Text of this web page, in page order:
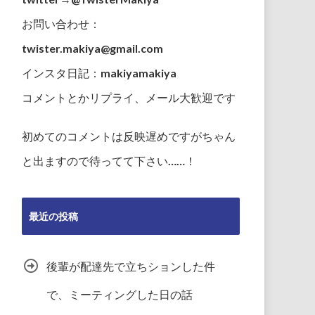
お問い合わせ：
twister.makiya@gmail.com
インスタ日記：makiyamakiya
コメントとかリプライ、メール大歓迎です
初めてのコメントは反映遅めですがちゃん
と出ますので待ってて下さい……！
最近の投稿
後輩が配達先で立ちションした件
で、ミーティングした日の話